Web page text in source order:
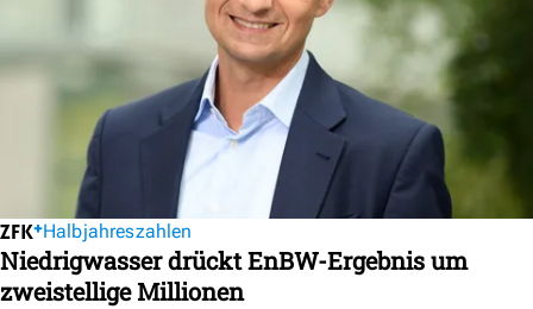
Halbjahreszahlen
Niedrigwasser drückt EnBW-Ergebnis um
zweistellige Millionen